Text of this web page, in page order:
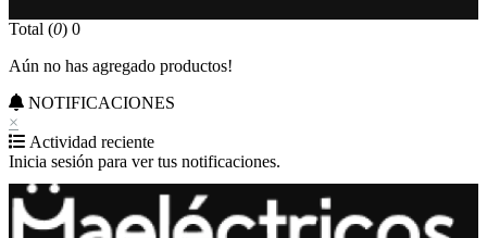
Total (0) 0
Aún no has agregado productos!
NOTIFICACIONES
×
Actividad reciente
Inicia sesión para ver tus notificaciones.